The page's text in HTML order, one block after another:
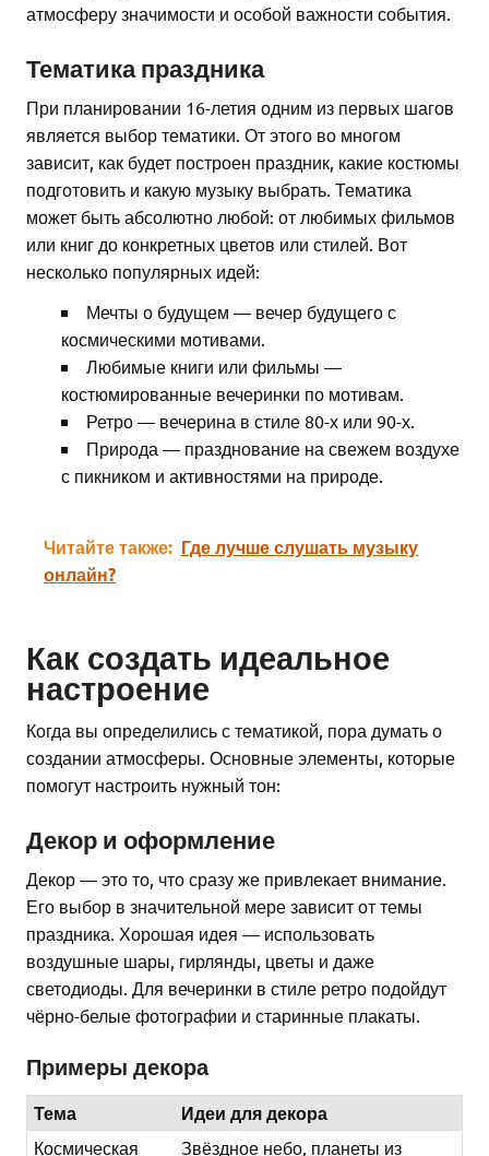
атмосферу значимости и особой важности события.
Тематика праздника
При планировании 16-летия одним из первых шагов
является выбор тематики. От этого во многом
зависит, как будет построен праздник, какие костюмы
подготовить и какую музыку выбрать. Тематика
может быть абсолютно любой: от любимых фильмов
или книг до конкретных цветов или стилей. Вот
несколько популярных идей:
Мечты о будущем — вечер будущего с
космическими мотивами.
Любимые книги или фильмы —
костюмированные вечеринки по мотивам.
Ретро — вечерина в стиле 80-х или 90-х.
Природа — празднование на свежем воздухе
с пикником и активностями на природе.
Читайте также: Где лучше слушать музыку
онлайн?
Как создать идеальное
настроение
Когда вы определились с тематикой, пора думать о
создании атмосферы. Основные элементы, которые
помогут настроить нужный тон:
Декор и оформление
Декор — это то, что сразу же привлекает внимание.
Его выбор в значительной мере зависит от темы
праздника. Хорошая идея — использовать
воздушные шары, гирлянды, цветы и даже
светодиоды. Для вечеринки в стиле ретро подойдут
чёрно-белые фотографии и старинные плакаты.
Примеры декора
Тема Идеи для декора
Космическая Звёздное небо, планеты из